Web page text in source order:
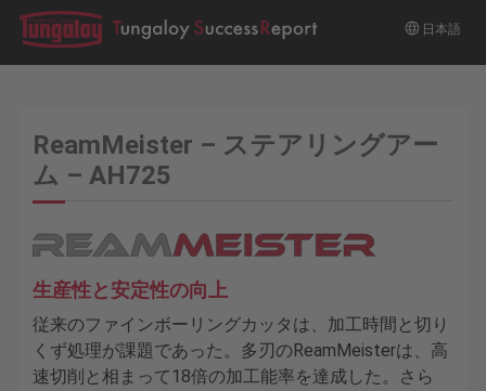
日本語
ReamMeister – ステアリングアー
ム – AH725
生産性と安定性の向上
従来のファインボーリングカッタは、加工時間と切り
くず処理が課題であった。多刃のReamMeisterは、高
速切削と相まって18倍の加工能率を達成した。さら